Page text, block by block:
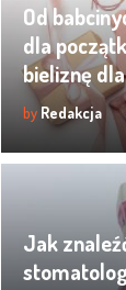
Od
dla
bieliznę
by Redakcja
Jak